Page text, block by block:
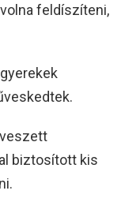
feldíszíteni,
biztosított kis